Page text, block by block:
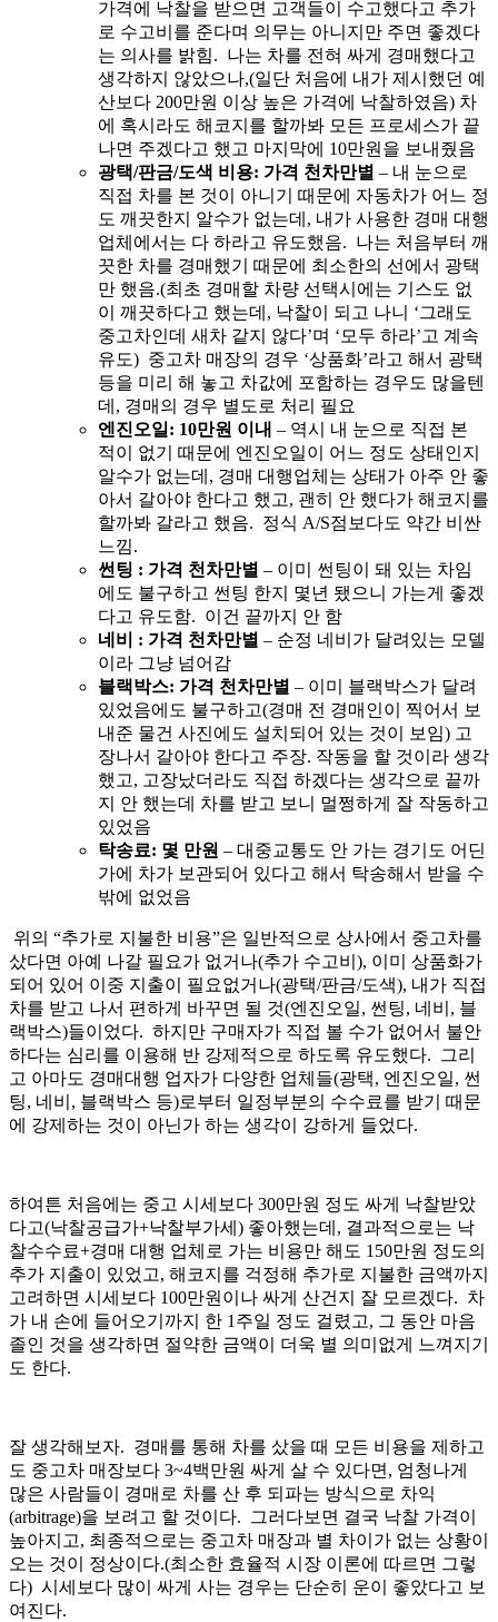
가격에 낙찰을 받으면 고객들이 수고했다고 추가
로 수고비를 준다며 의무는 아니지만 주면 좋겠다
는 의사를 밝힘. 나는 차를 전혀 싸게 경매했다고
생각하지 않았으나,(일단 처음에 내가 제시했던 예
산보다 200만원 이상 높은 가격에 낙찰하였음) 차
에 혹시라도 해코지를 할까봐 모든 프로세스가 끝
나면 주겠다고 했고 마지막에 10만원을 보내줬음
광택/판금/도색 비용: 가격 천차만별 – 내 눈으로
직접 차를 본 것이 아니기 때문에 자동차가 어느 정
도 깨끗한지 알수가 없는데, 내가 사용한 경매 대행
업체에서는 다 하라고 유도했음. 나는 처음부터 깨
끗한 차를 경매했기 때문에 최소한의 선에서 광택
만 했음.(최초 경매할 차량 선택시에는 기스도 없
이 깨끗하다고 했는데, 낙찰이 되고 나니 ‘그래도
중고차인데 새차 같지 않다’며 ‘모두 하라’고 계속
유도) 중고차 매장의 경우 ‘상품화’라고 해서 광택
등을 미리 해 놓고 차값에 포함하는 경우도 많을텐
데, 경매의 경우 별도로 처리 필요
엔진오일: 10만원 이내 – 역시 내 눈으로 직접 본
적이 없기 때문에 엔진오일이 어느 정도 상태인지
알수가 없는데, 경매 대행업체는 상태가 아주 안 좋
아서 갈아야 한다고 했고, 괜히 안 했다가 해코지를
할까봐 갈라고 했음. 정식 A/S점보다도 약간 비싼
느낌.
썬팅 : 가격 천차만별 – 이미 썬팅이 돼 있는 차임
에도 불구하고 썬팅 한지 몇년 됐으니 가는게 좋겠
다고 유도함. 이건 끝까지 안 함
네비 : 가격 천차만별 – 순정 네비가 달려있는 모델
이라 그냥 넘어감
블랙박스: 가격 천차만별 – 이미 블랙박스가 달려
있었음에도 불구하고(경매 전 경매인이 찍어서 보
내준 물건 사진에도 설치되어 있는 것이 보임) 고
장나서 갈아야 한다고 주장. 작동을 할 것이라 생각
했고, 고장났더라도 직접 하겠다는 생각으로 끝까
지 안 했는데 차를 받고 보니 멀쩡하게 잘 작동하고
있었음
탁송료: 몇 만원 – 대중교통도 안 가는 경기도 어딘
가에 차가 보관되어 있다고 해서 탁송해서 받을 수
밖에 없었음
위의 “추가로 지불한 비용”은 일반적으로 상사에서 중고차를
샀다면 아예 나갈 필요가 없거나(추가 수고비), 이미 상품화가
되어 있어 이중 지출이 필요없거나(광택/판금/도색), 내가 직접
차를 받고 나서 편하게 바꾸면 될 것(엔진오일, 썬팅, 네비, 블
랙박스)들이었다. 하지만 구매자가 직접 볼 수가 없어서 불안
하다는 심리를 이용해 반 강제적으로 하도록 유도했다. 그리
고 아마도 경매대행 업자가 다양한 업체들(광택, 엔진오일, 썬
팅, 네비, 블랙박스 등)로부터 일정부분의 수수료를 받기 때문
에 강제하는 것이 아닌가 하는 생각이 강하게 들었다.
하여튼 처음에는 중고 시세보다 300만원 정도 싸게 낙찰받았
다고(낙찰공급가+낙찰부가세) 좋아했는데, 결과적으로는 낙
찰수수료+경매 대행 업체로 가는 비용만 해도 150만원 정도의
추가 지출이 있었고, 해코지를 걱정해 추가로 지불한 금액까지
고려하면 시세보다 100만원이나 싸게 산건지 잘 모르겠다. 차
가 내 손에 들어오기까지 한 1주일 정도 걸렸고, 그 동안 마음
졸인 것을 생각하면 절약한 금액이 더욱 별 의미없게 느껴지기
도 한다.
잘 생각해보자. 경매를 통해 차를 샀을 때 모든 비용을 제하고
도 중고차 매장보다 3~4백만원 싸게 살 수 있다면, 엄청나게
많은 사람들이 경매로 차를 산 후 되파는 방식으로 차익
(arbitrage)을 보려고 할 것이다. 그러다보면 결국 낙찰 가격이
높아지고, 최종적으로는 중고차 매장과 별 차이가 없는 상황이
오는 것이 정상이다.(최소한 효율적 시장 이론에 따르면 그렇
다) 시세보다 많이 싸게 사는 경우는 단순히 운이 좋았다고 보
여진다.